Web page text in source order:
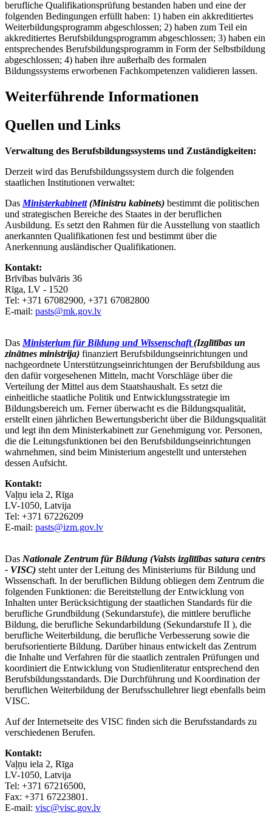
berufliche Qualifikationsprüfung bestanden haben und eine der
folgenden Bedingungen erfüllt haben: 1) haben ein akkreditiertes
Weiterbildungsprogramm abgeschlossen; 2) haben zum Teil ein
akkreditiertes Berufsbildungsprogramm abgeschlossen; 3) haben ein
entsprechendes Berufsbildungsprogramm in Form der Selbstbildung
abgeschlossen; 4) haben ihre außerhalb des formalen
Bildungssystems erworbenen Fachkompetenzen validieren lassen.
Weiterführende Informationen
Quellen und Links
Verwaltung des Berufsbildungssystems und Zuständigkeiten:
Derzeit wird das Berufsbildungssystem durch die folgenden
staatlichen Institutionen verwaltet:
Das Ministerkabinett(Ministru kabinets) bestimmt die politischen
und strategischen Bereiche des Staates in der beruflichen
Ausbildung. Es setzt den Rahmen für die Ausstellung von staatlich
anerkannten Qualifikationen fest und bestimmt über die
Anerkennung ausländischer Qualifikationen.
Kontakt:
Brīvības bulvāris 36
Rīga, LV - 1520
Tel: +371 67082900, +371 67082800
E-mail: pasts@mk.gov.lv
Das Ministerium für Bildung und Wissenschaft(Izglītības un
zinātnes ministrija) finanziert Berufsbildungseinrichtungen und
nachgeordnete Unterstützungseinrichtungen der Berufsbildung aus
den dafür vorgesehenen Mitteln, macht Vorschläge über die
Verteilung der Mittel aus dem Staatshaushalt. Es setzt die
einheitliche staatliche Politik und Entwicklungsstrategie im
Bildungsbereich um. Ferner überwacht es die Bildungsqualität,
erstellt einen jährlichen Bewertungsbericht über die Bildungsqualität
und legt ihn dem Ministerkabinett zur Genehmigung vor. Personen,
die die Leitungsfunktionen bei den Berufsbildungseinrichtungen
wahrnehmen, sind beim Ministerium angestellt und unterstehen
dessen Aufsicht.
Kontakt:
Vaļņu iela 2, Rīga
LV-1050, Latvija
Tel: +371 67226209
E-mail: pasts@izm.gov.lv
Das Nationale Zentrum für Bildung (Valsts izglītības satura centrs
- VISC) steht unter der Leitung des Ministeriums für Bildung und
Wissenschaft. In der beruflichen Bildung obliegen dem Zentrum die
folgenden Funktionen: die Bereitstellung der Entwicklung von
Inhalten unter Berücksichtigung der staatlichen Standards für die
berufliche Grundbildung (Sekundarstufe), die mittlere berufliche
Bildung, die berufliche Sekundarbildung (Sekundarstufe II ), die
berufliche Weiterbildung, die berufliche Verbesserung sowie die
berufsorientierte Bildung. Darüber hinaus entwickelt das Zentrum
die Inhalte und Verfahren für die staatlich zentralen Prüfungen und
koordiniert die Entwicklung von Studienliteratur entsprechend den
Berufsbildungsstandards. Die Durchführung und Koordination der
beruflichen Weiterbildung der Berufsschullehrer liegt ebenfalls beim
VISC.
Auf der Internetseite des VISC finden sich die Berufsstandards zu
verschiedenen Berufen.
Kontakt:
Vaļņu iela 2, Rīga
LV-1050, Latvija
Tel: +371 67216500,
Fax: +371 67223801.
E-mail: visc@visc.gov.lv